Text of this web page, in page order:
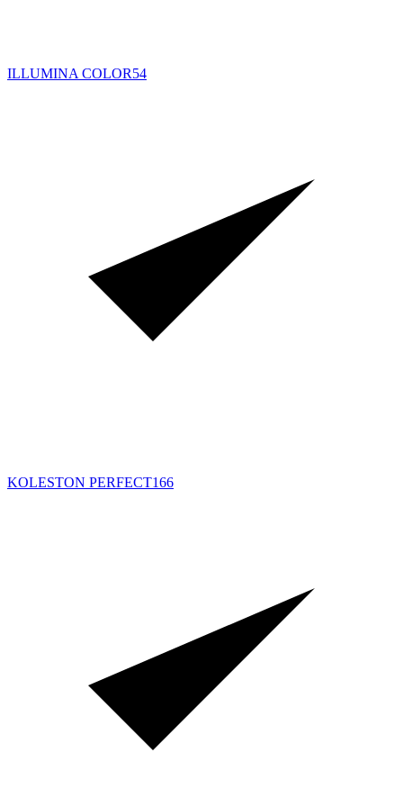
ILLUMINA COLOR54
KOLESTON PERFECT166